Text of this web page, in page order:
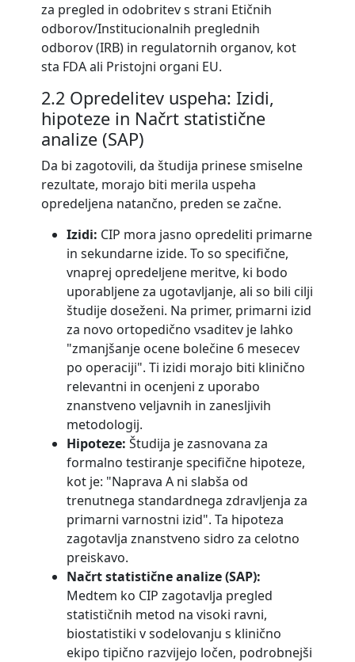
za pregled in odobritev s strani Etičnih
odborov/Institucionalnih preglednih
odborov (IRB) in regulatornih organov, kot
sta FDA ali Pristojni organi EU.
2.2 Opredelitev uspeha: Izidi,
hipoteze in Načrt statistične
analize (SAP)
Da bi zagotovili, da študija prinese smiselne
rezultate, morajo biti merila uspeha
opredeljena natančno, preden se začne.
Izidi: CIP mora jasno opredeliti primarne
in sekundarne izide. To so specifične,
vnaprej opredeljene meritve, ki bodo
uporabljene za ugotavljanje, ali so bili cilji
študije doseženi. Na primer, primarni izid
za novo ortopedično vsaditev je lahko
"zmanjšanje ocene bolečine 6 mesecev
po operaciji". Ti izidi morajo biti klinično
relevantni in ocenjeni z uporabo
znanstveno veljavnih in zanesljivih
metodologij.
Hipoteze: Študija je zasnovana za
formalno testiranje specifične hipoteze,
kot je: "Naprava A ni slabša od
trenutnega standardnega zdravljenja za
primarni varnostni izid". Ta hipoteza
zagotavlja znanstveno sidro za celotno
preiskavo.
Načrt statistične analize (SAP):
Medtem ko CIP zagotavlja pregled
statističnih metod na visoki ravni,
biostatistiki v sodelovanju s klinično
ekipo tipično razvijejo ločen, podrobnejši